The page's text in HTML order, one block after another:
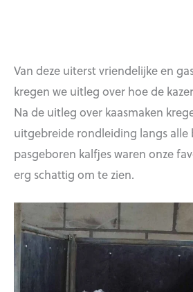
Van deze uiterst vriendelijke en
kregen we uitleg over hoe de
Na de uitleg over kaasmaken
uitgebreide rondleiding langs alle
pasgeboren kalfjes waren onze
erg schattig om te zien.